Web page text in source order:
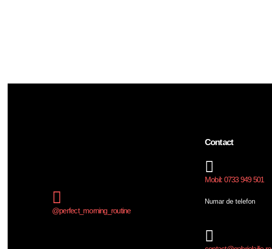
@perfect_morning_routine
Contact
Mobil: 0733 949 501
Numar de telefon